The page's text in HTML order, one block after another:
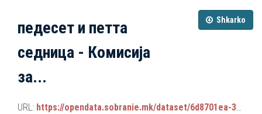
Shkarko
педесет и петта
седница - Комисија
за...
URL: https://opendata.sobranie.mk/dataset/6d8701ea-3a42-465d-8f88-639bc6dc1a8e/resource/b3dc0b9a-3eff-4e5f-a35c-f2a161a05a08/download/komisiski_sednici.json